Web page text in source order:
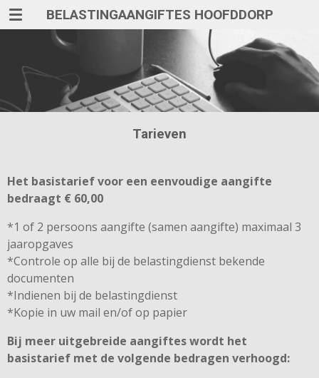
Ga
direct
hoofdinhoud
BELASTINGAANGIFTES HOOFDDORP
Tarieven
Het basistarief voor een eenvoudige aangifte
bedraagt € 60,00
*1 of 2 persoons aangifte (samen aangifte) maximaal 3
jaaropgaves
*Controle op alle bij de belastingdienst bekende
documenten
*Indienen bij de belastingdienst
*Kopie in uw mail en/of op papier
Bij meer uitgebreide aangiftes wordt het
basistarief met de volgende bedragen verhoogd: